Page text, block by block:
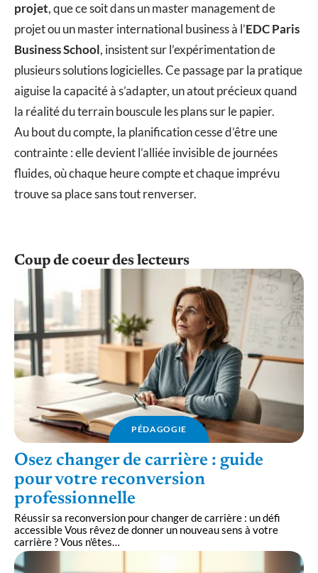
projet, que ce soit dans un master management de
projet ou un master international business à l’EDC Paris
Business School, insistent sur l’expérimentation de
plusieurs solutions logicielles. Ce passage par la pratique
aiguise la capacité à s’adapter, un atout précieux quand
la réalité du terrain bouscule les plans sur le papier.
Au bout du compte, la planification cesse d’être une
contrainte : elle devient l’alliée invisible de journées
fluides, où chaque heure compte et chaque imprévu
trouve sa place sans tout renverser.
Coup de coeur des lecteurs
PÉDAGOGIE
Osez changer de carrière : guide
pour votre reconversion
professionnelle
Réussir sa reconversion pour changer de carrière : un défi
accessible Vous rêvez de donner un nouveau sens à votre
carrière ? Vous n'êtes…